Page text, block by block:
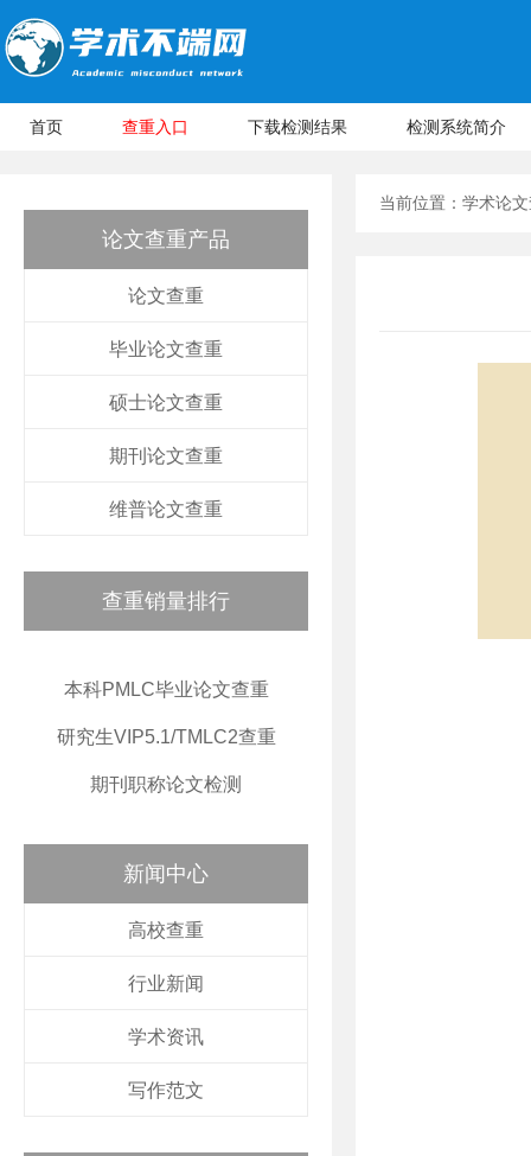
首页 查重入口 下载检测结果 检测系统简介
论文查重产品
论文查重
毕业论文查重
硕士论文查重
期刊论文查重
维普论文查重
查重销量排行
本科PMLC毕业论文查重
研究生VIP5.1/TMLC2查重
期刊职称论文检测
新闻中心
高校查重
行业新闻
学术资讯
写作范文
当前位置： 学术论